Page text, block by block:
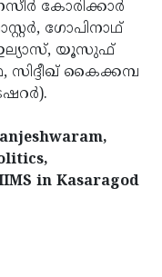
കോരിക്കാര്‍
ഗോപിനാഥ്
ഇല്യാസ്, യൂസുഫ്
സിദ്ദീഖ് കൈക്കമ്പ
in Kasaragod